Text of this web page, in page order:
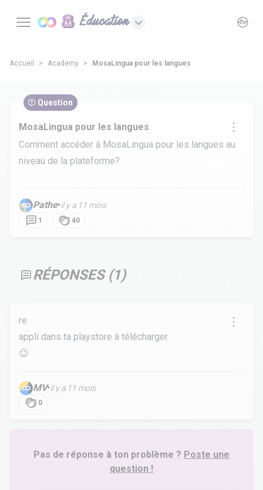
Éducation
Accueil Academy MosaLingua pour les langues
Question
MosaLingua pour les langues
Comment accéder à MosaLingua pour les langues au
niveau de la plateforme?
Pathe•il y a 11 mois
1 40
RÉPONSES (1)
re
appli dans ta playstore à télécharger
😉
MV•il y a 11 mois
0
Pas de réponse à ton problème ? Poste une
question !